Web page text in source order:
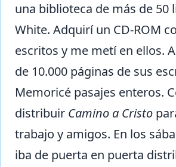
una biblioteca de más de 50
White. Adquirí un CD-ROM
escritos y me metí en ellos.
de 10.000 páginas de sus
Memoricé pasajes enteros.
distribuir Camino a Cristo
trabajo y amigos. En los
iba de puerta en puerta